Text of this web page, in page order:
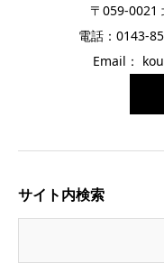
〒059-0021
電話：0143-
Email：
サイト内検索